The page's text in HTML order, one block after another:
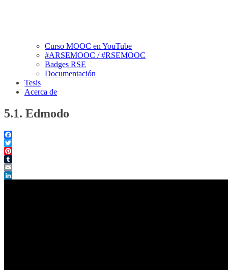
Curso MOOC en YouTube
#ARSEMOOC / #RSEMOOC
Badges RSE
Documentación
Tesis
Acerca de
5.1. Edmodo
Facebook
Twitter
Pinterest
Tumblr
Email